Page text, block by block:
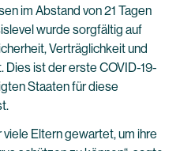
im Abstand von 21 Tagen
wurde sorgfältig auf
Verträglichkeit und
ist der erste COVID-19-
Staaten für diese
viele Eltern gewartet, um ihre